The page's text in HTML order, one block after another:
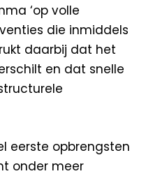
‘op volle
die inmiddels
daarbij dat het
en dat snelle
eerste opbrengsten
onder meer